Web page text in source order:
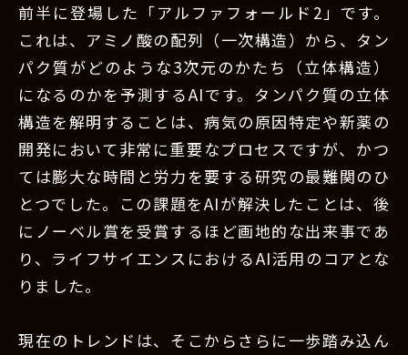
前半に登場した「アルファフォールド2」です。
これは、アミノ酸の配列（一次構造）から、タン
パク質がどのような3次元のかたち（立体構造）
になるのかを予測するAIです。タンパク質の立体
構造を解明することは、病気の原因特定や新薬の
開発において非常に重要なプロセスですが、かつ
ては膨大な時間と労力を要する研究の最難関のひ
とつでした。この課題をAIが解決したことは、後
にノーベル賞を受賞するほど画地的な出来事であ
り、ライフサイエンスにおけるAI活用のコアとな
りました。
現在のトレンドは、そこからさらに一歩踏み込ん